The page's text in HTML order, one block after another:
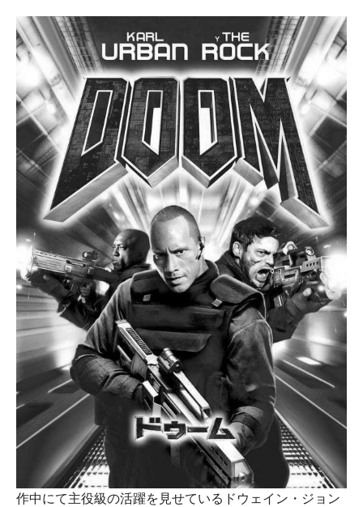
作中にて主役級の活躍を見せているドウェイン・ジョン